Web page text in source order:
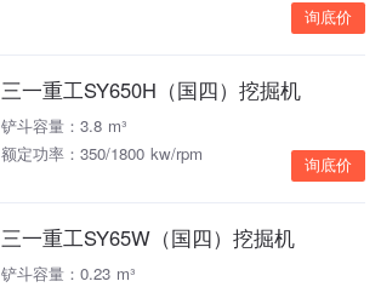
询底价
三一重工SY650H（国四）挖掘机
铲斗容量：3.8 m³
额定功率：350/1800 kw/rpm
询底价
三一重工SY65W（国四）挖掘机
铲斗容量：0.23 m³